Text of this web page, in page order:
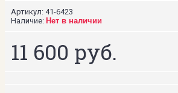
Артикул: 41-6423
Наличие: Нет в наличии
11 600 руб.